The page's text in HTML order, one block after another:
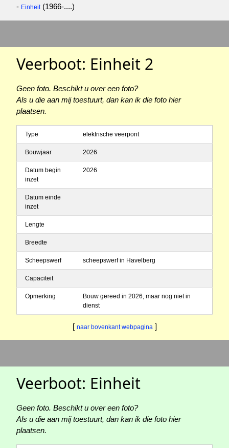
- Einheit(1966-....)
Veerboot: Einheit 2
Geen foto. Beschikt u over een foto?
Als u die aan mij toestuurt, dan kan ik die foto hier
plaatsen.
Type elektrische veerpont
Bouwjaar 2026
Datum begin
inzet
2026
Datum einde
inzet
Lengte
Breedte
Scheepswerf scheepswerf in Havelberg
Capaciteit
Opmerking
Bouw gereed in 2026, maar nog niet in
dienst
[ naar bovenkant webpagina ]
Veerboot: Einheit
Geen foto. Beschikt u over een foto?
Als u die aan mij toestuurt, dan kan ik die foto hier
plaatsen.